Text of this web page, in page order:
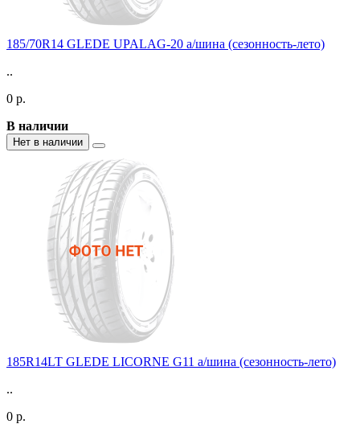
185/70R14 GLEDE UPALAG-20 а/шина (сезонность-лето)
..
0 р.
В наличии
Нет в наличии
185R14LT GLEDE LICORNE G11 а/шина (сезонность-лето)
..
0 р.